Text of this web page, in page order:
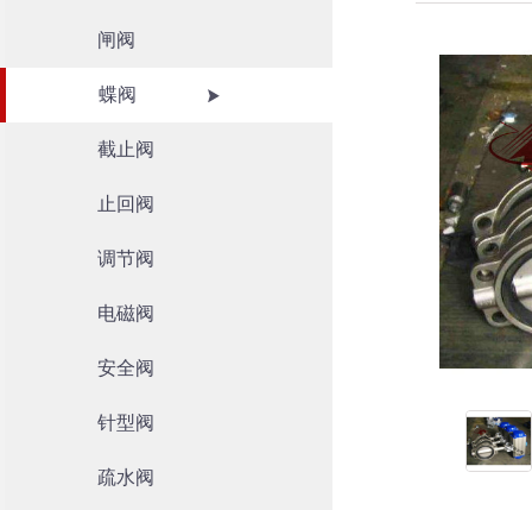
闸阀
蝶阀
截止阀
止回阀
调节阀
电磁阀
安全阀
针型阀
疏水阀